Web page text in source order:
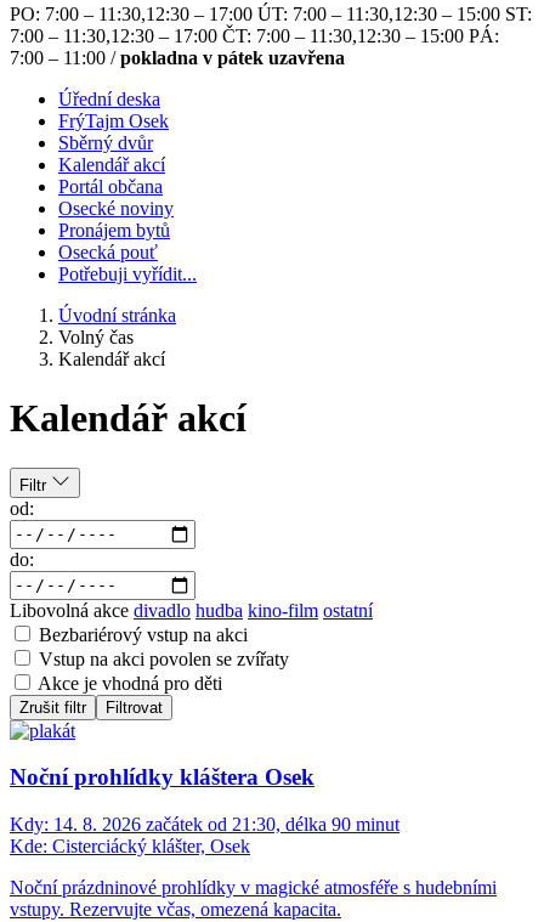
PO: 7:00 – 11:30,12:30 – 17:00 ÚT: 7:00 – 11:30,12:30 – 15:00 ST:
7:00 – 11:30,12:30 – 17:00 ČT: 7:00 – 11:30,12:30 – 15:00 PÁ:
7:00 – 11:00 /pokladna v pátek uzavřena
Úřední deska
FrýTajm Osek
Sběrný dvůr
Kalendář akcí
Portál občana
Osecké noviny
Pronájem bytů
Osecká pouť
Potřebuji vyřídit...
Úvodní stránka
Volný čas
Kalendář akcí
Kalendář akcí
Filtr
od:
do:
Libovolná akce divadlo hudba kino-film ostatní
Bezbariérový vstup na akci
Vstup na akci povolen se zvířaty
Akce je vhodná pro děti
Zrušit filtr Filtrovat
Noční prohlídky kláštera Osek
Kdy: 14. 8. 2026 začátek od 21:30, délka 90 minut
Kde: Cisterciácký klášter, Osek
Noční prázdninové prohlídky v magické atmosféře s hudebními
vstupy. Rezervujte včas, omezená kapacita.